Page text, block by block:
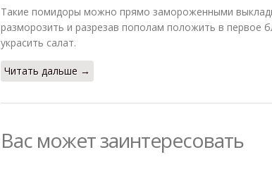
Такие помидоры можно прямо замороженными
разморозить и разрезав пополам положить в первое
украсить салат.
Читать дальше →
Вас может заинтересовать